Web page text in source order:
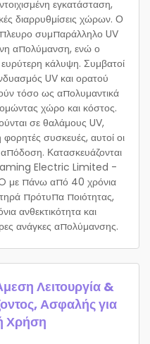
εγκατάσταση,
διαρρυθμίσεις χώρων. Ο
συμπαράλληλο UV
απολύμανση, ενώ ο
κάλυψη. Συμβατοί
UV και ορατού
τόσο ως απολυμαντικά
χώρο και κόστος.
σε θαλάμους UV,
συσκευές, αυτοί οι
Κατασκευάζονται
Electric Limited -
με πάνω από 40 χρόνια
πρότυπα ποιότητας,
ανθεκτικότητα και
ανάγκες απολύμανσης.
Λειτουργία &
Ασφαλής για
Χρήση